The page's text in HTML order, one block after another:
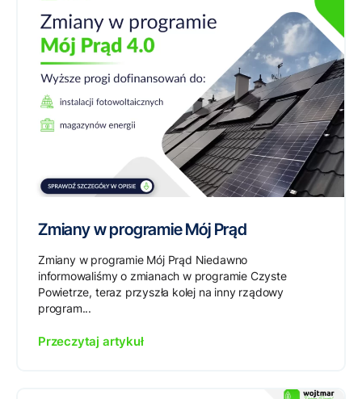
Zmiany w programie Mój Prąd
Zmiany w programie Mój Prąd Niedawno
informowaliśmy o zmianach w programie Czyste
Powietrze, teraz przyszła kolej na inny rządowy
program...
Przeczytaj artykuł